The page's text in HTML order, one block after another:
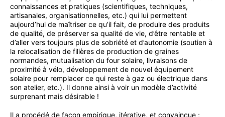
connaissances et pratiques (scientifiques, techniques,
artisanales, organisationnelles, etc.) qui lui permettent
aujourd’hui de maîtriser ce qu’il fait, de produire des produits
de qualité, de préserver sa qualité de vie, d’être rentable et
d’aller vers toujours plus de sobriété et d’autonomie (soutien à
la relocalisation de filières de production de graines
normandes, mutualisation du four solaire, livraisons de
proximité à vélo, développement de nouvel équipement
solaire pour remplacer ce qui reste à gaz ou électrique dans
son atelier, etc.). Il donne ainsi à voir un modèle d’activité
surprenant mais désirable !
Il a procédé de façon empirique, itérative, et convaincue ;